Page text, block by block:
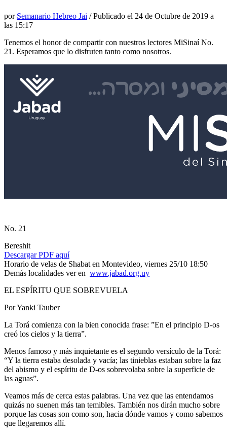
por Semanario Hebreo Jai / Publicado el 24 de Octubre de 2019 a
las 15:17
Tenemos el honor de compartir con nuestros lectores MiSinaí No.
21. Esperamos que lo disfruten tanto como nosotros.
No. 21
Bereshit
Descargar PDF aquí
Horario de velas de Shabat en Montevideo, viernes 25/10 18:50
Demás localidades ver en www.jabad.org.uy
EL ESPÍRITU QUE SOBREVUELA
Por Yanki Tauber
La Torá comienza con la bien conocida frase: ”En el principio D-os
creó los cielos y la tierra”.
Menos famoso y más inquietante es el segundo versículo de la Torá:
“Y la tierra estaba desolada y vacía; las tinieblas estaban sobre la faz
del abismo y el espíritu de D-os sobrevolaba sobre la superficie de
las aguas”.
Veamos más de cerca estas palabras. Una vez que las entendamos
quizás no suenen más tan temibles. También nos dirán mucho sobre
porque las cosas son como son, hacia dónde vamos y como sabemos
que llegaremos allí.